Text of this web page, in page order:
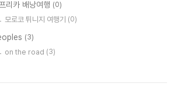
리카 배낭여행 (0)
모로코 튀니지 여행기 (0)
(3)
on the road (3)